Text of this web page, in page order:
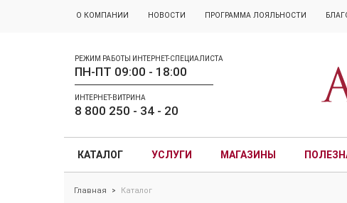
О КОМПАНИИ НОВОСТИ ПРОГРАММА ЛОЯЛЬНОСТИ
РЕЖИМ РАБОТЫ ИНТЕРНЕТ-СПЕЦИАЛИСТА
ПН-ПТ 09:00 - 18:00
ИНТЕРНЕТ-ВИТРИНА
8 800 250 - 34 - 20
КАТАЛОГ УСЛУГИ МАГАЗИНЫ
Главная > Каталог